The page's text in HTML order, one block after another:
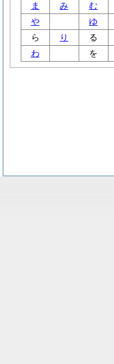
ま
み む
や
ゆ
ら
り る
わ
を